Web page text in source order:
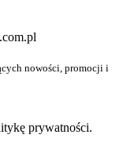
nowości, promocji i
prywatności.